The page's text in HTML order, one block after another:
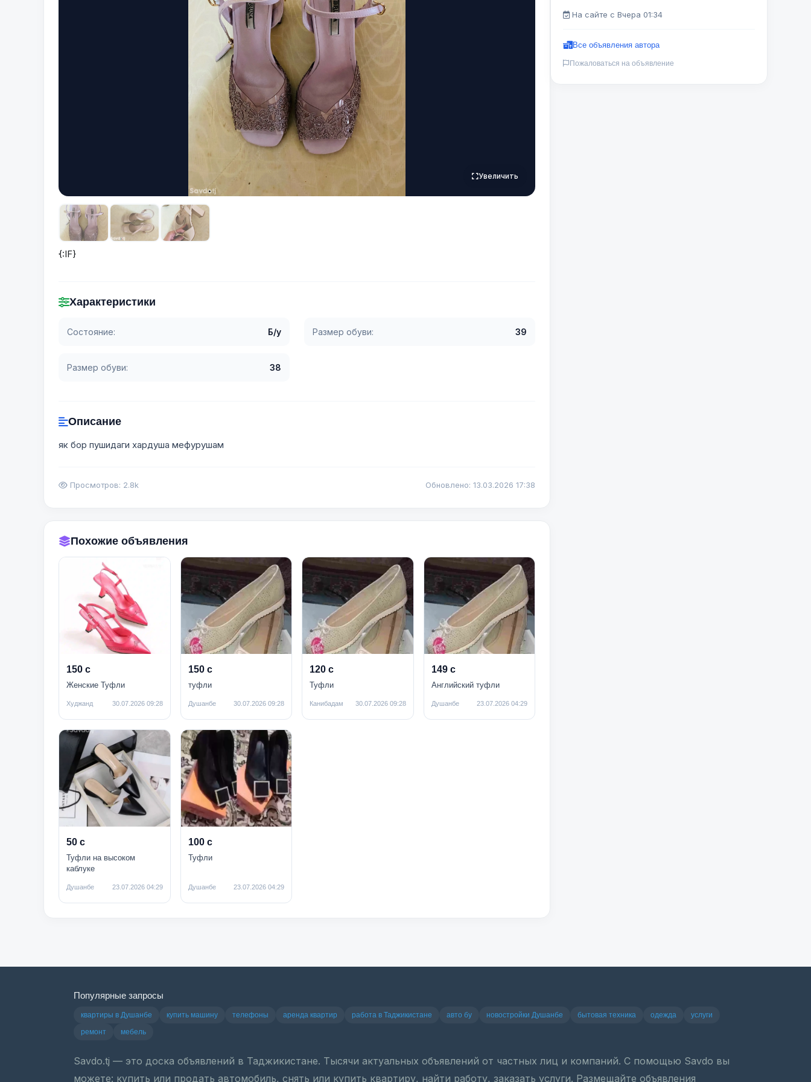
Увеличить
{:IF}
Характеристики
Состояние: Б/у Размер обуви: 39
Размер обуви: 38
Описание
як бор пушидаги хардуша мефурушам
Просмотров: 2.8k Обновлено: 13.03.2026 17:38
Похожие объявления
150 с
Женские Туфли
Худжанд 30.07.2026 09:28
150 с
туфли
Душанбе 30.07.2026 09:28
120 с
Туфли
Канибадам 30.07.2026 09:28
149 с
Английский туфли
Душанбе 23.07.2026 04:29
50 с
Туфли на высоком
каблуке
Душанбе 23.07.2026 04:29
100 с
Туфли
Душанбе 23.07.2026 04:29
На сайте с Вчера 01:34
Все объявления автора
Пожаловаться на объявление
Популярные запросы
квартиры в Душанбе купить машину телефоны аренда квартир работа в Таджикистане авто бу новостройки Душанбе бытовая техника одежда
услуги
ремонт
мебель
Savdo.tj — это доска объявлений в Таджикистане. Тысячи актуальных объявлений от частных лиц и компаний. С помощью Savdo вы
можете: купить или продать автомобиль, снять или купить квартиру, найти работу, заказать услуги. Размещайте объявления